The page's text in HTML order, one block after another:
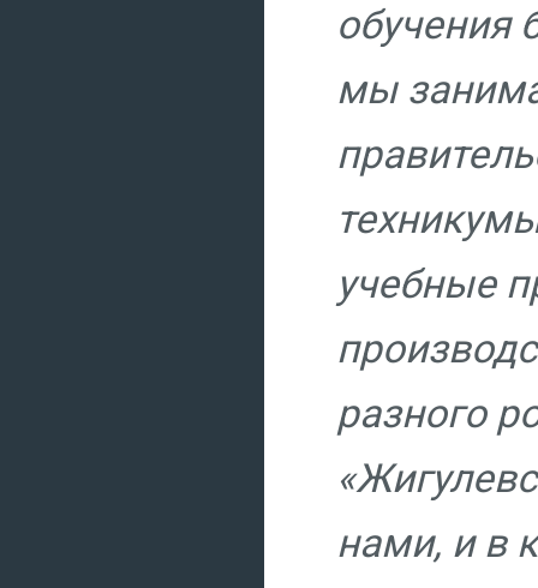
обучения
мы
учебные
разного
нами, и в